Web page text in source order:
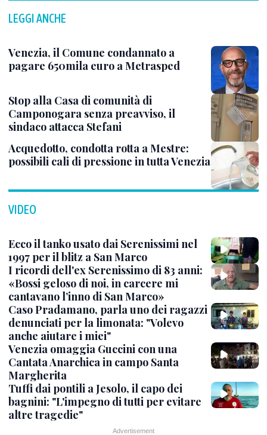
LEGGI ANCHE
Venezia, il Comune condannato a
pagare 650mila euro a Metrasped
Stop alla Casa di comunità di
Camponogara senza preavviso, il
sindaco attacca Stefani
Acquedotto, condotta rotta a Mestre:
possibili cali di pressione in tutta Venezia
VIDEO
Ecco il tanko usato dai Serenissimi nel
1997 per il blitz a San Marco
I ricordi dell'ex Serenissimo di 83 anni:
«Bossi geloso di noi, in carcere mi
cantavano l’inno di San Marco»
Caso Pradamano, parla uno dei ragazzi
denunciati per la limonata: "Volevo
anche aiutare i miei"
Venezia omaggia Guccini con una
Cantata Anarchica in campo Santa
Margherita
Tuffi dai pontili a Jesolo, il capo dei
bagnini: "L'impegno di tutti per evitare
altre tragedie"